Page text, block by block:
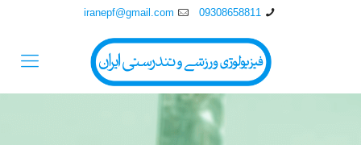
09308658811
iranepf@gmail.com